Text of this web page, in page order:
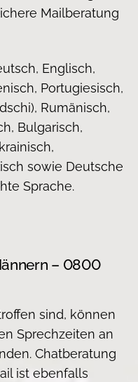
Mailberatung
Englisch,
Portugiesisch,
Rumänisch,
Bulgarisch,
sowie Deutsche
Sprache.
– 0800
sind, können
Sprechzeiten an
Chatberatung
ist ebenfalls